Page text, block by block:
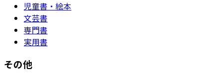
児童書・絵本
文芸書
専門書
実用書
その他